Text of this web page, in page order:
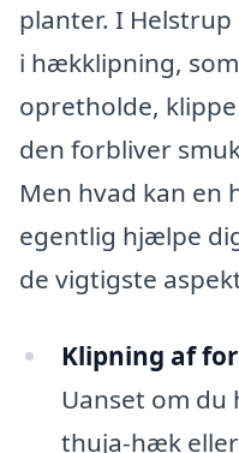
planter. I
i hækklipning,
opretholde,
den forbliver
Men hvad kan
egentlig hjælpe
de vigtigste
Klipning af
Uanset om
thuja-hæk